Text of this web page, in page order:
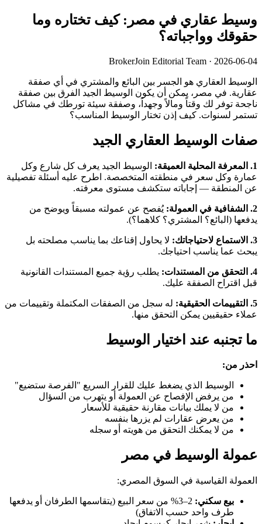
وسيط عقاري في مصر: كيف تختاره وما
حقوقك وواجباته؟
BrokerJoin Editorial Team · 2026-06-04
الوسيط العقاري هو الجسر بين البائع والمشتري في أي صفقة
عقارية. في مصر، يمكن أن يكون الوسيط الجيد الفرق بين صفقة
ناجحة توفر لك وقتاً ومالاً وجهداً، وصفقة سيئة تورطك في مشاكل
تستمر لسنوات. كيف إذن تختار الوسيط المناسب؟
صفات الوسيط العقاري الجيد
1. المعرفة المحلية العميقة:
الوسيط الجيد يعرف كل شارع وكل
عمارة وكل سعر في منطقته المتخصصة. اطرح عليه أسئلة تفصيلية
عن المنطقة — إجاباته ستكشف مستوى معرفته.
2. الشفافية في العمولة:
يُفصح عن عمولته مسبقاً ويوضح من
يدفعها (البائع؟ المشتري؟ كلاهما؟).
3. الاستماع لاحتياجاتك:
لا يحاول إقناعك بما يناسب مصلحته بل
يبحث عما يناسب احتياجك.
4. التحقق من المستندات:
يطلب رؤية جميع المستندات القانونية
قبل اقتراح الصفقة عليك.
5. التقييمات الحقيقية:
له سجل من الصفقات المكتملة وتقييمات من
عملاء حقيقيين يمكن التحقق منها.
ما تجنبه عند اختيار الوسيط
احذر من:
الوسيط الذي يضغط عليك للقرار السريع "الفرصة ستضيع"
من يرفض الإفصاح عن العمولة أو يتهرب من السؤال
من لا يملك بيانات مقارنة حقيقية للأسعار
من يعرض عقارات لم يزرها بنفسه
من لا يمكنك التحقق من هويته أو سجله
عمولة الوسيط في مصر
العمولة القياسية في السوق المصري:
بيع سكني:
2–3% من سعر البيع (يتقاسمها الطرفان أو يدفعها
طرف واحد حسب الاتفاق)